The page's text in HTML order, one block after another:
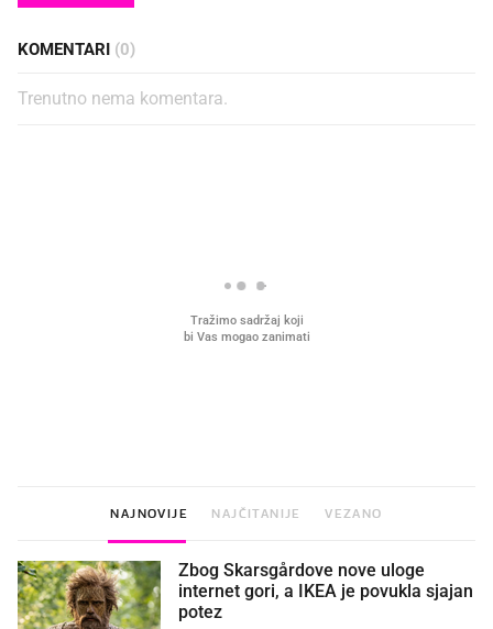
KOMENTARI (0)
Trenutno nema komentara.
NAJNOVIJE NAJČITANIJE VEZANO
Zbog Skarsgårdove nove uloge
internet gori, a IKEA je povukla sjajan
potez